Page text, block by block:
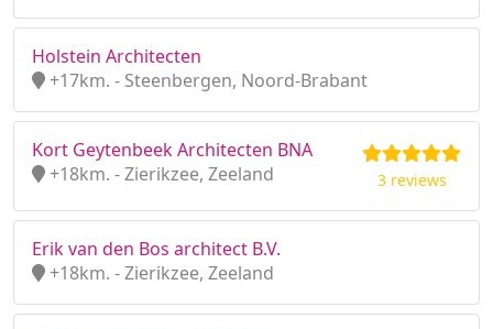
Holstein Architecten
+17km. - Steenbergen, Noord-Brabant
Kort Geytenbeek Architecten BNA
+18km. - Zierikzee, Zeeland
3 reviews
Erik van den Bos architect B.V.
+18km. - Zierikzee, Zeeland